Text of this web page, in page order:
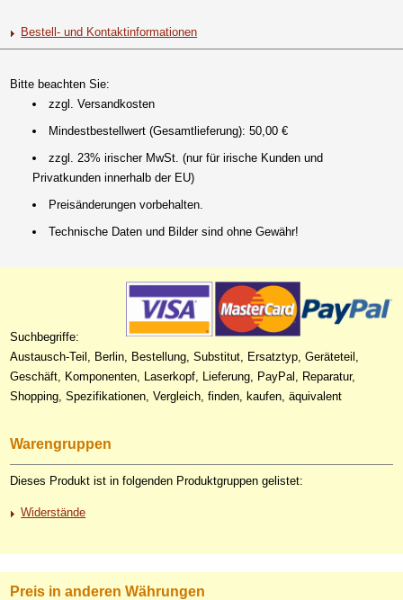
Bestell- und Kontaktinformationen
Bitte beachten Sie:
zzgl. Versandkosten
Mindestbestellwert (Gesamtlieferung): 50,00 €
zzgl. 23% irischer MwSt. (nur für irische Kunden und
Privatkunden innerhalb der EU)
Preisänderungen vorbehalten.
Technische Daten und Bilder sind ohne Gewähr!
Suchbegriffe:
Austausch-Teil, Berlin, Bestellung, Substitut, Ersatztyp, Geräteteil,
Geschäft, Komponenten, Laserkopf, Lieferung, PayPal, Reparatur,
Shopping, Spezifikationen, Vergleich, finden, kaufen, äquivalent
Warengruppen
Dieses Produkt ist in folgenden Produktgruppen gelistet:
Widerstände
Preis in anderen Währungen